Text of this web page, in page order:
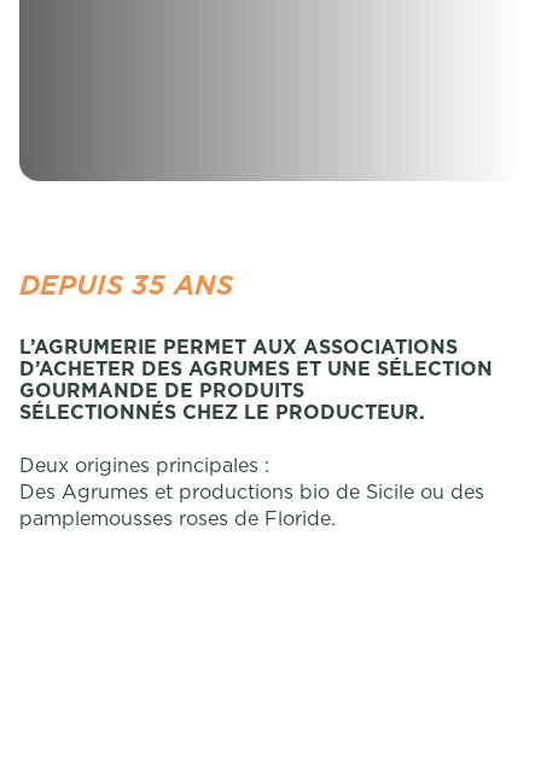
DEPUIS 35 ANS
L’AGRUMERIE PERMET AUX ASSOCIATIONS
D’ACHETER DES AGRUMES ET UNE SÉLECTION
GOURMANDE DE PRODUITS
SÉLECTIONNÉS CHEZ LE PRODUCTEUR.
Deux origines principales :
Des Agrumes et productions bio de Sicile ou des
pamplemousses roses de Floride.